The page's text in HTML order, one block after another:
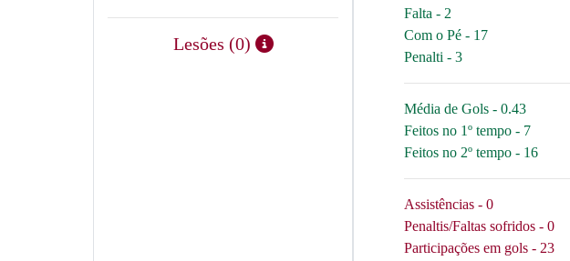
Lesões (0)
Falta - 2
Com o Pé - 17
Penalti - 3
Média de Gols - 0.43
Feitos no 1º tempo - 7
Feitos no 2º tempo - 16
Assistências - 0
Penaltis/Faltas sofridos - 0
Participações em gols - 23